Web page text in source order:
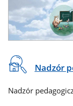
Baner
reklamowy
Na
skróty
Nadzór
Nadzór